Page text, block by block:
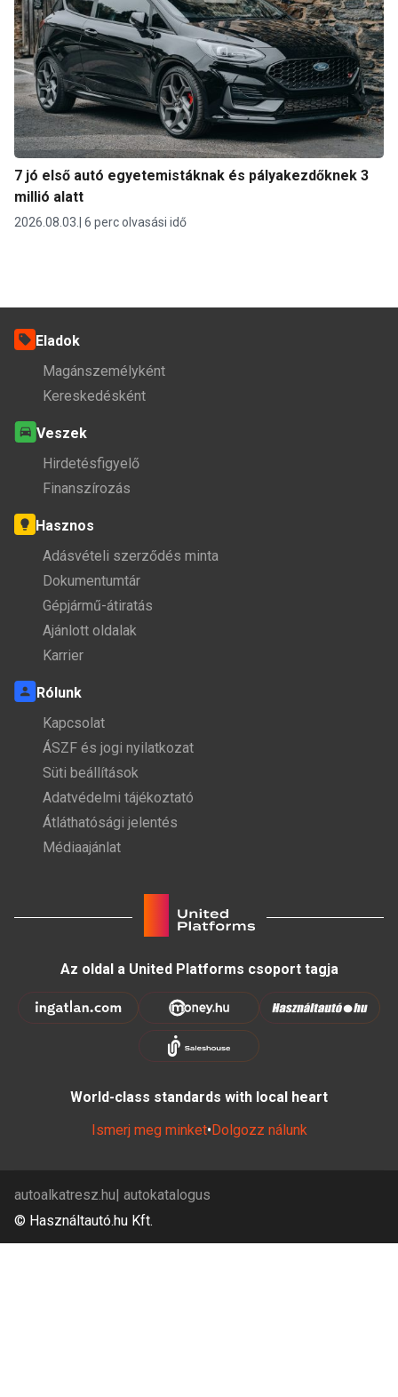
7 jó első autó egyetemistáknak és pályakezdőknek 3
millió alatt
2026.08.03. 6 perc olvasási idő
Eladok
Magánszemélyként
Kereskedésként
Veszek
Hirdetésfigyelő
Finanszírozás
Hasznos
Adásvételi szerződés minta
Dokumentumtár
Gépjármű-átiratás
Ajánlott oldalak
Karrier
Rólunk
Kapcsolat
ÁSZF és jogi nyilatkozat
Süti beállítások
Adatvédelmi tájékoztató
Átláthatósági jelentés
Médiaajánlat
Az oldal a United Platforms csoport tagja
World-class standards with local heart
Ismerj meg minket•Dolgozz nálunk
© Használtautó.hu Kft.
autoalkatresz.hu autokatalogus